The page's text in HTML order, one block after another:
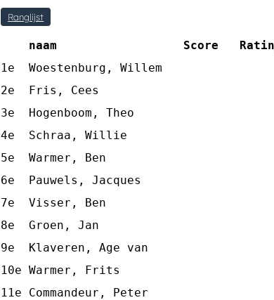
Ranglijst
naam                  Score
1e  Woestenburg, Willem
2e  Fris, Cees
3e  Hogenboom, Theo
4e  Schraa, Willie
5e  Warmer, Ben
6e  Pauwels, Jacques
7e  Visser, Ben
8e  Groen, Jan
9e  Klaveren, Age van
10e Warmer, Frits
11e Commandeur, Peter